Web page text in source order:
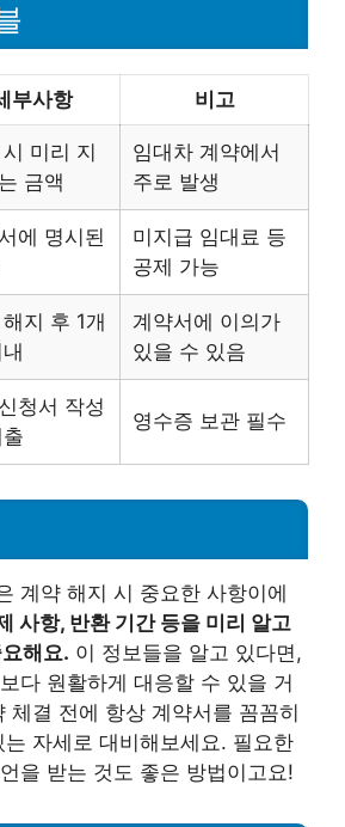
부사항 비고
미리 지
금액
임대차 계약에서
주로 발생
에 명시된
미지급 임대료 등
공제 가능
지 후 1개
계약서에 이의가
있을 수 있음
청서 작성
영수증 보관 필수
계약 해지 시 중요한 사항이에
사항, 반환 기간 등을 미리 알고
해요. 이 정보들을 알고 있다면,
다 원활하게 대응할 수 있을 거
체결 전에 항상 계약서를 꼼꼼히
자세로 대비해보세요. 필요한
을 받는 것도 좋은 방법이고요!